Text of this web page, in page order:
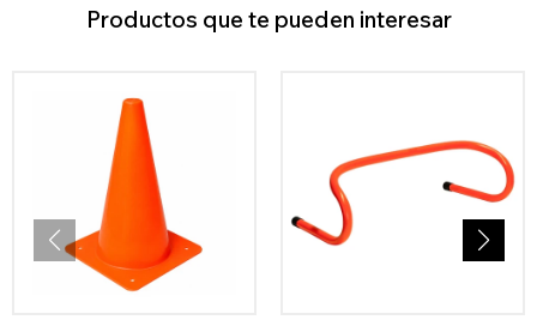
Productos que te pueden interesar